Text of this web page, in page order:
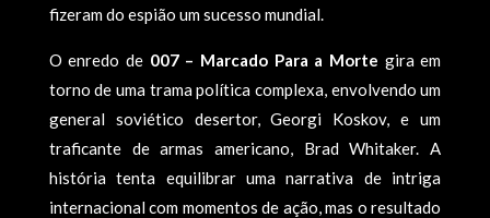
fizeram do espião um sucesso mundial.
O enredo de 007 – Marcado Para a Morte gira em
torno de uma trama política complexa, envolvendo um
general soviético desertor, Georgi Koskov, e um
traficante de armas americano, Brad Whitaker. A
história tenta equilibrar uma narrativa de intriga
internacional com momentos de ação, mas o resultado